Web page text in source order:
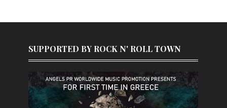
SUPPORTED BY ROCK N' ROLL TOWN